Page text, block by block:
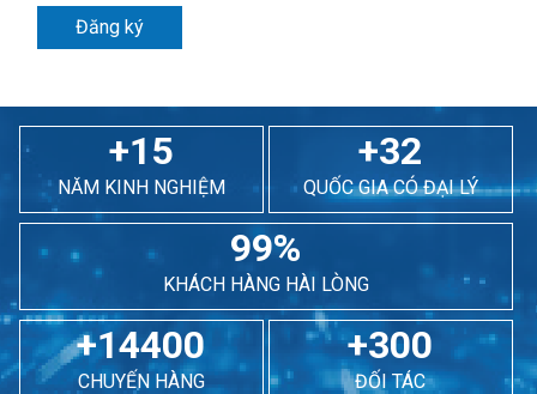
Đăng ký
+15
NĂM KINH NGHIỆM
+32
QUỐC GIA CÓ ĐẠI LÝ
99%
KHÁCH HÀNG HÀI LÒNG
+14400
CHUYẾN HÀNG
+300
ĐỐI TÁC